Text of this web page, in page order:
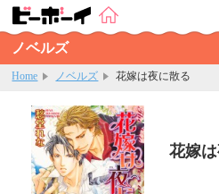
ノベルズ
Home ノベルズ 花嫁は夜に散る
花嫁